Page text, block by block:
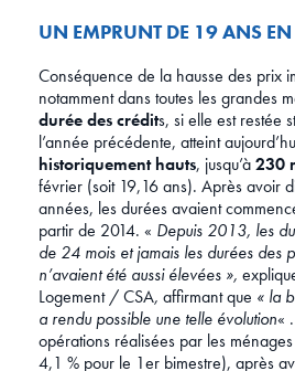
UN EMPRUNT DE 19 ANS
Conséquence de la hausse des prix
notamment dans toutes les grandes
durée des crédits, si elle est restée
l’année précédente, atteint
historiquement hauts, jusqu’à230
février (soit 19,16 ans). Après avoir
années, les durées avaient
partir de 2014. « Depuis 2013, les
de 24 mois et jamais les durées des
n’avaient été aussi élevées »,
Logement / CSA, affirmant que « la
a rendu possible une telle évolution«
opérations réalisées par les
4,1 % pour le 1er bimestre), après